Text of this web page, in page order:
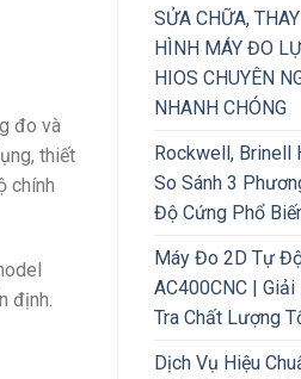
đo và
thiết
chính
định.
SỬA CHỮA,
HÌNH MÁY ĐO
HIOS CHUYÊN
NHANH CHÓNG
Rockwell, Brinell
So Sánh 3
Độ Cứng Phổ
Máy Đo 2D Tự
AC400CNC |
Tra Chất Lượng
Dịch Vụ Hiệu